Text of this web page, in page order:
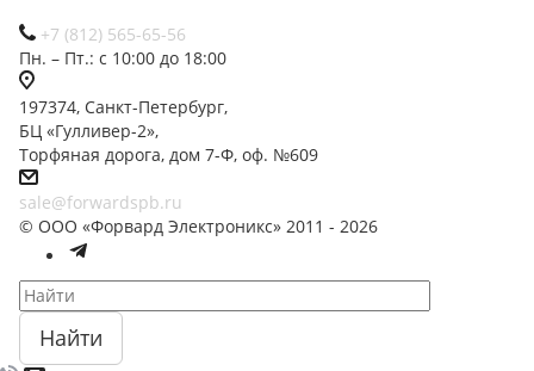
+7 (812) 565-65-56
Пн. – Пт.: с 10:00 до 18:00
197374, Санкт-Петербург,
БЦ «Гулливер-2»,
Торфяная дорога, дом 7-Ф, оф. №609
sale@forwardspb.ru
© ООО «Форвард Электроникс» 2011 - 2026
Найти